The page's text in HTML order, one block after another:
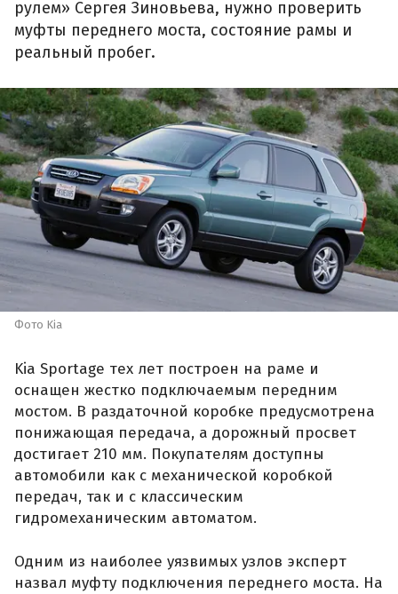
рулем» Сергея Зиновьева, нужно проверить
муфты переднего моста, состояние рамы и
реальный пробег.
Фото Kia
Kia Sportage тех лет построен на раме и
оснащен жестко подключаемым передним
мостом. В раздаточной коробке предусмотрена
понижающая передача, а дорожный просвет
достигает 210 мм. Покупателям доступны
автомобили как с механической коробкой
передач, так и с классическим
гидромеханическим автоматом.
Одним из наиболее уязвимых узлов эксперт
назвал муфту подключения переднего моста. На